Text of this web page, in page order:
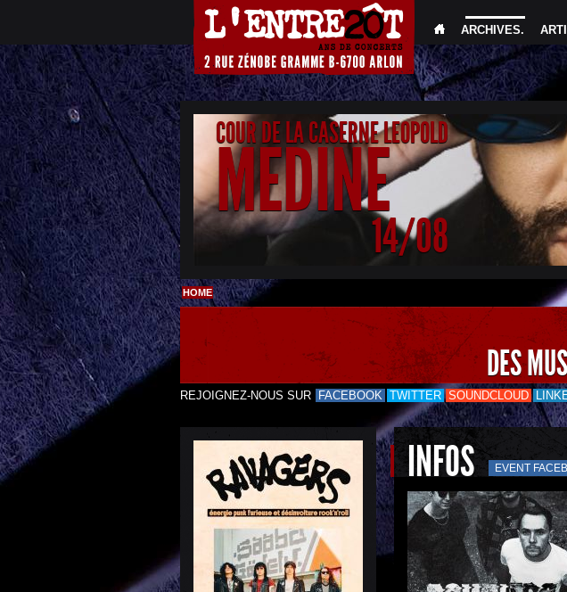
ARCHIVES.
COUR DE LA CASERNE LEOPOLD
MEDINE
14/08
HOME
DES
REJOIGNEZ-NOUS SUR FACEBOOK TWITTER SOUNDCLOUD
INFOS EVENT